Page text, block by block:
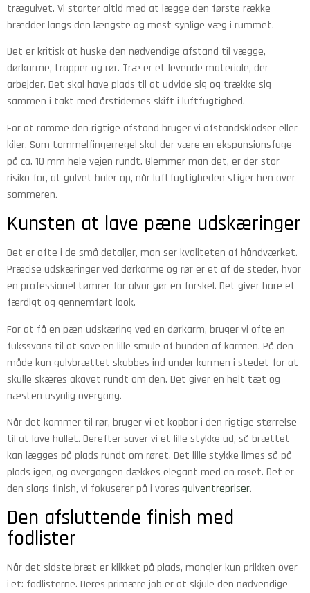
trægulvet. Vi starter altid med at lægge den første række
brædder langs den længste og mest synlige væg i rummet.
Det er kritisk at huske den nødvendige afstand til vægge,
dørkarme, trapper og rør. Træ er et levende materiale, der
arbejder. Det skal have plads til at udvide sig og trække sig
sammen i takt med årstidernes skift i luftfugtighed.
For at ramme den rigtige afstand bruger vi afstandsklodser eller
kiler. Som tommelfingerregel skal der være en ekspansionsfuge
på ca. 10 mm hele vejen rundt. Glemmer man det, er der stor
risiko for, at gulvet buler op, når luftfugtigheden stiger hen over
sommeren.
Kunsten at lave pæne udskæringer
Det er ofte i de små detaljer, man ser kvaliteten af håndværket.
Præcise udskæringer ved dørkarme og rør er et af de steder, hvor
en professionel tømrer for alvor gør en forskel. Det giver bare et
færdigt og gennemført look.
For at få en pæn udskæring ved en dørkarm, bruger vi ofte en
fukssvans til at save en lille smule af bunden af karmen. På den
måde kan gulvbrættet skubbes ind under karmen i stedet for at
skulle skæres akavet rundt om den. Det giver en helt tæt og
næsten usynlig overgang.
Når det kommer til rør, bruger vi et kopbor i den rigtige størrelse
til at lave hullet. Derefter saver vi et lille stykke ud, så brættet
kan lægges på plads rundt om røret. Det lille stykke limes så på
plads igen, og overgangen dækkes elegant med en roset. Det er
den slags finish, vi fokuserer på i vores gulventrepriser.
Den afsluttende finish med
fodlister
Når det sidste bræt er klikket på plads, mangler kun prikken over
i'et: fodlisterne. Deres primære job er at skjule den nødvendige